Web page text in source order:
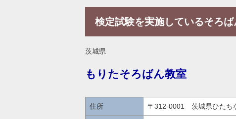
検定試験を実施しているそろ
茨城県
もりたそろばん教室
住所 〒312-0001 茨城県ひたち